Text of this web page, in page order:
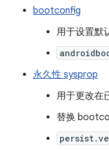
bootconfig
用于设置默
永久性 sysprop
用于更改在
替换